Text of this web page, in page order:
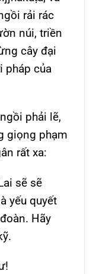
rải rác
núi, triền
cây đại
pháp của
phải lẽ,
giọng phạm
rất xa:
sẽ sẽ
yếu quyết
Hãy